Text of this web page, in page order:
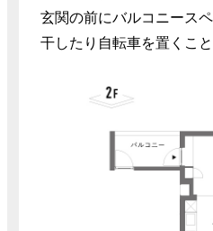
玄関の前にバルコニース
干したり自転車を置くこと